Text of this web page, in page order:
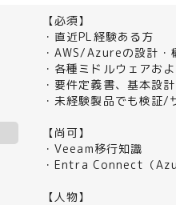
【必須】
・直近PL経験ある方
・AWS/Azureの設計・
・各種ミドルウェアお
・要件定義書、基本設
・未経験製品でも検証/
【尚可】
・Veeam移行知識
・Entra Connect（
【人物】